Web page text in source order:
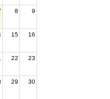
8 9
15 16
22 23
29 30